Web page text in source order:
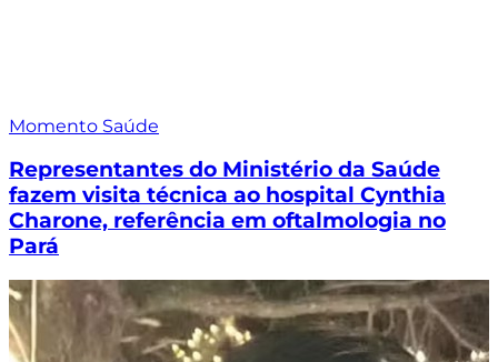
Momento Saúde
Representantes do Ministério da Saúde
fazem visita técnica ao hospital Cynthia
Charone, referência em oftalmologia no
Pará